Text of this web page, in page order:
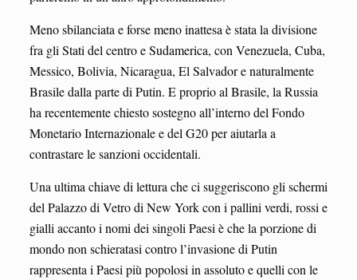
Meno sbilanciata e forse meno inattesa è stata la divisione
fra gli Stati del centro e Sudamerica, con Venezuela, Cuba,
Messico, Bolivia, Nicaragua, El Salvador e naturalmente
Brasile dalla parte di Putin. E proprio al Brasile, la Russia
ha recentemente chiesto sostegno all’interno del Fondo
Monetario Internazionale e del G20 per aiutarla a
contrastare le sanzioni occidentali.
Una ultima chiave di lettura che ci suggeriscono gli schermi
del Palazzo di Vetro di New York con i pallini verdi, rossi e
gialli accanto i nomi dei singoli Paesi è che la porzione di
mondo non schieratasi contro l’invasione di Putin
rappresenta i Paesi più popolosi in assoluto e quelli con le